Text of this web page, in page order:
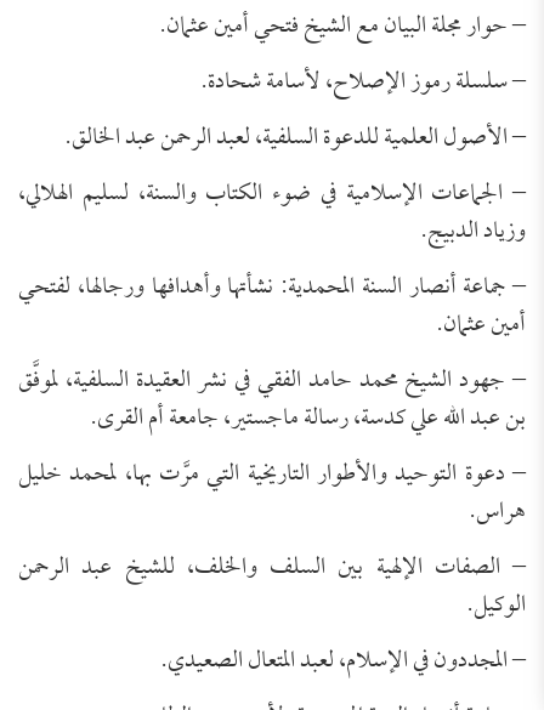
– حوار مجلة البيان مع الشيخ فتحي أمين عثمان.
– سلسلة رموز الإصلاح، لأسامة شحادة.
– الأصول العلمية للدعوة السلفية، لعبد الرحمن عبد الخالق.
– الجماعات الإسلامية في ضوء الكتاب والسنة، لسليم الهلالي،
وزياد الدبيج.
– جماعة أنصار السنة المحمدية: نشأتها وأهدافها ورجالها، لفتحي
أمين عثمان.
– جهود الشيخ محمد حامد الفقي في نشر العقيدة السلفية، لموفَّق
بن عبد الله علي كدسة، رسالة ماجستير، جامعة أم القرى.
– دعوة التوحيد والأطوار التاريخية التي مرَّت بها، لمحمد خليل
هراس.
– الصفات الإلهية بين السلف والخلف، للشيخ عبد الرحمن
الوكيل.
– المجددون في الإسلام، لعبد المتعال الصعيدي.